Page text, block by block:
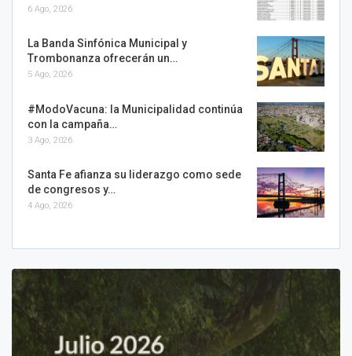
6 Ago, 2026
La Banda Sinfónica Municipal y
Trombonanza ofrecerán un…
5 Ago, 2026
#ModoVacuna: la Municipalidad continúa
con la campaña…
3 Ago, 2026
Santa Fe afianza su liderazgo como sede
de congresos y…
4 Ago, 2026